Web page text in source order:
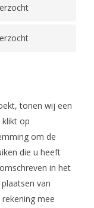
tonen wij een
op
om de
die u heeft
in het
van
mee